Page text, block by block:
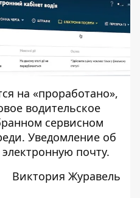
на «проработано»,
водительское
сервисном
Уведомление об
почту.
Виктория Журавель